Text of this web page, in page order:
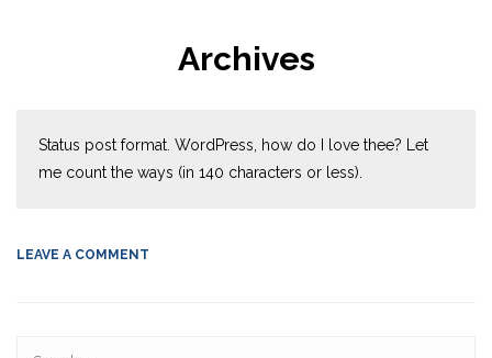
Archives
Status post format. WordPress, how do I love thee? Let
me count the ways (in 140 characters or less).
LEAVE A COMMENT